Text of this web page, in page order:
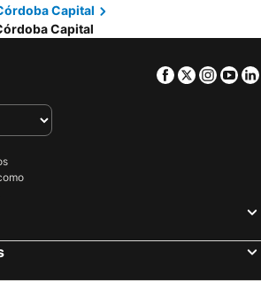
Capital
Capital
Facebook
Twitter